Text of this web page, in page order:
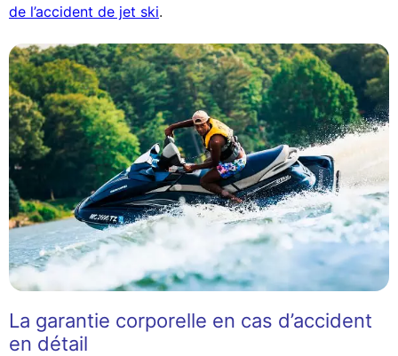
de l’accident de jet ski.
La garantie corporelle en cas d’accident
en détail